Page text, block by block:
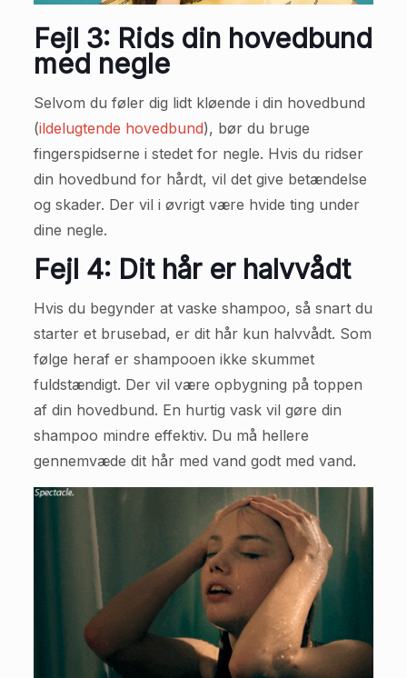
Fejl 3: Rids din hovedbund
med negle
Selvom du føler dig lidt kløende i din hovedbund
(ildelugtende hovedbund), bør du bruge
fingerspidserne i stedet for negle. Hvis du ridser
din hovedbund for hårdt, vil det give betændelse
og skader. Der vil i øvrigt være hvide ting under
dine negle.
Fejl 4: Dit hår er halvvådt
Hvis du begynder at vaske shampoo, så snart du
starter et brusebad, er dit hår kun halvvådt. Som
følge heraf er shampooen ikke skummet
fuldstændigt. Der vil være opbygning på toppen
af din hovedbund. En hurtig vask vil gøre din
shampoo mindre effektiv. Du må hellere
gennemvæde dit hår med vand godt med vand.